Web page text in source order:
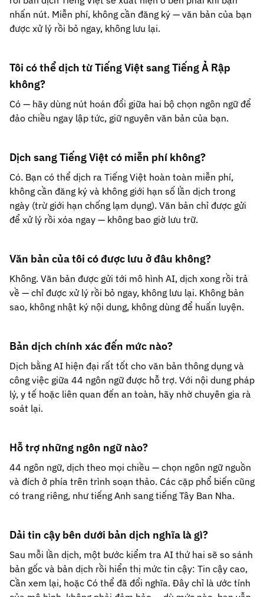
nhấn nút. Miễn phí, không cần đăng ký — văn bản của bạn
được xử lý rồi bỏ ngay, không lưu lại.
Tôi có thể dịch từ Tiếng Việt sang Tiếng Ả Rập
không?
Có — hãy dùng nút hoán đổi giữa hai bộ chọn ngôn ngữ để
đảo chiều ngay lập tức, giữ nguyên văn bản của bạn.
Dịch sang Tiếng Việt có miễn phí không?
Có. Bạn có thể dịch ra Tiếng Việt hoàn toàn miễn phí,
không cần đăng ký và không giới hạn số lần dịch trong
ngày (trừ giới hạn chống lạm dụng). Văn bản chỉ được gửi
để xử lý rồi xóa ngay — không bao giờ lưu trữ.
Văn bản của tôi có được lưu ở đâu không?
Không. Văn bản được gửi tới mô hình AI, dịch xong rồi trả
về — chỉ được xử lý rồi bỏ ngay, không lưu lại. Không bản
sao, không nhật ký nội dung, không dùng để huấn luyện.
Bản dịch chính xác đến mức nào?
Dịch bằng AI hiện đại rất tốt cho văn bản thông dụng và
công việc giữa 44 ngôn ngữ được hỗ trợ. Với nội dung pháp
lý, y tế hoặc liên quan đến an toàn, hãy nhờ chuyên gia rà
soát lại.
Hỗ trợ những ngôn ngữ nào?
44 ngôn ngữ, dịch theo mọi chiều — chọn ngôn ngữ nguồn
và đích ở phía trên trình soạn thảo. Các cặp phổ biến cũng
có trang riêng, như tiếng Anh sang tiếng Tây Ban Nha.
Dải tin cậy bên dưới bản dịch nghĩa là gì?
Sau mỗi lần dịch, một bước kiểm tra AI thứ hai sẽ so sánh
bản gốc và bản dịch rồi hiển thị mức tin cậy: Tin cậy cao,
Cần xem lại, hoặc Có thể đã đổi nghĩa. Đây chỉ là ước tính